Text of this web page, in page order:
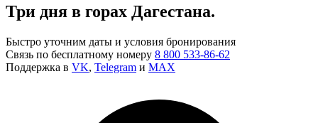
Три дня в горах Дагестана.
Быстро уточним даты и условия бронирования
Связь по бесплатному номеру 8 800 533-86-62
Поддержка в VK, Telegram и MAX